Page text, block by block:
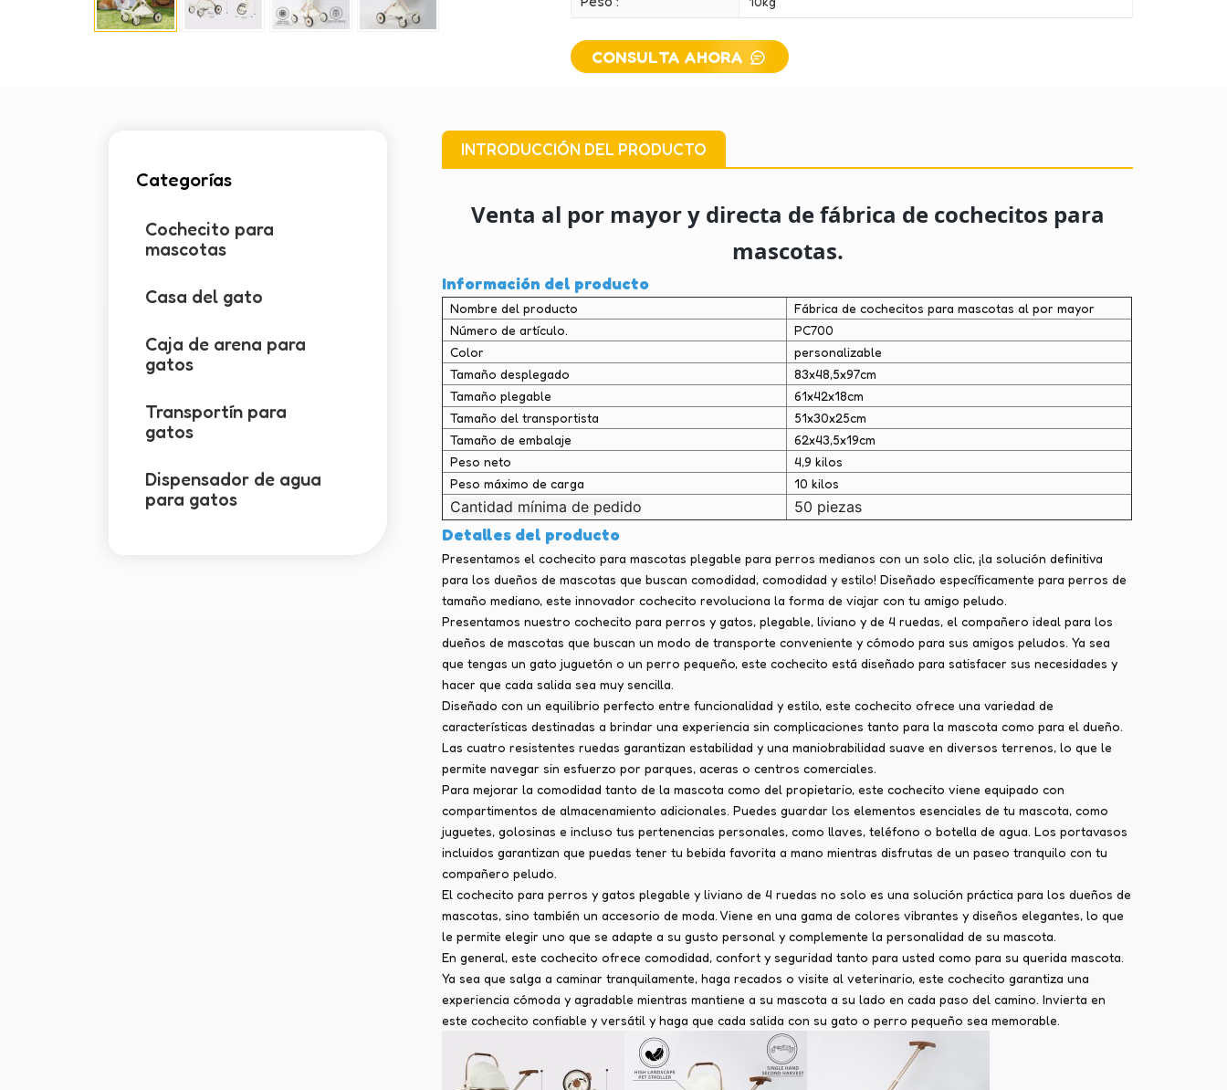
CONSULTA AHORA
INTRODUCCIÓN DEL PRODUCTO
Venta al por mayor y directa de fábrica de cochecitos para
mascotas.
Información del producto
Nombre del producto
Fábrica de cochecitos para mascotas al por mayor
Número de artículo.
PC700
Color
personalizable
Tamaño desplegado
83x48,5x97cm
Tamaño plegable
61x42x18cm
Tamaño del transportista
51x30x25cm
Tamaño de embalaje
62x43,5x19cm
Peso neto
4,9 kilos
Peso máximo de carga
10 kilos
Cantidad mínima de pedido 50 piezas
Detalles del producto
Presentamos el cochecito para mascotas plegable para perros medianos con un solo clic, ¡la solución definitiva
para los dueños de mascotas que buscan comodidad, comodidad y estilo! Diseñado específicamente para perros de
tamaño mediano, este innovador cochecito revoluciona la forma de viajar con tu amigo peludo.
Presentamos nuestro cochecito para perros y gatos, plegable, liviano y de 4 ruedas, el compañero ideal para los
dueños de mascotas que buscan un modo de transporte conveniente y cómodo para sus amigos peludos. Ya sea
que tengas un gato juguetón o un perro pequeño, este cochecito está diseñado para satisfacer sus necesidades y
hacer que cada salida sea muy sencilla.
Diseñado con un equilibrio perfecto entre funcionalidad y estilo, este cochecito ofrece una variedad de
características destinadas a brindar una experiencia sin complicaciones tanto para la mascota como para el dueño.
Las cuatro resistentes ruedas garantizan estabilidad y una maniobrabilidad suave en diversos terrenos, lo que le
permite navegar sin esfuerzo por parques, aceras o centros comerciales.
Para mejorar la comodidad tanto de la mascota como del propietario, este cochecito viene equipado con
compartimentos de almacenamiento adicionales. Puedes guardar los elementos esenciales de tu mascota, como
juguetes, golosinas e incluso tus pertenencias personales, como llaves, teléfono o botella de agua. Los portavasos
incluidos garantizan que puedas tener tu bebida favorita a mano mientras disfrutas de un paseo tranquilo con tu
compañero peludo.
El cochecito para perros y gatos plegable y liviano de 4 ruedas no solo es una solución práctica para los dueños de
mascotas, sino también un accesorio de moda. Viene en una gama de colores vibrantes y diseños elegantes, lo que
le permite elegir uno que se adapte a su gusto personal y complemente la personalidad de su mascota.
En general, este cochecito ofrece comodidad, confort y seguridad tanto para usted como para su querida mascota.
Ya sea que salga a caminar tranquilamente, haga recados o visite al veterinario, este cochecito garantiza una
experiencia cómoda y agradable mientras mantiene a su mascota a su lado en cada paso del camino. Invierta en
este cochecito confiable y versátil y haga que cada salida con su gato o perro pequeño sea memorable.
Categorías
Cochecito para
mascotas
Casa del gato
Caja de arena para
gatos
Transportín para
gatos
Dispensador de agua
para gatos